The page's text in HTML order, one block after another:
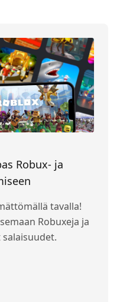
Robux- ja
tavalla!
Robuxeja ja